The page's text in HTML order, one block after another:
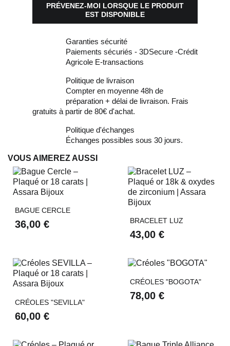
PRÉVENEZ-MOI LORSQUE LE PRODUIT
EST DISPONIBLE
Garanties sécurité
Paiements sécuriés - 3DSecure -Crédit
Agricole E-transactions
Politique de livraison
Compter en moyenne 48h de
préparation + délai de livraison. Frais
gratuits à partir de 80€ d'achat.
Politique d'échanges
Échanges possibles sous 30 jours.
VOUS AIMEREZ AUSSI
BAGUE CERCLE
36,00 € BRACELET LUZ
43,00 €
CRÉOLES "SEVILLA"
60,00 €
CRÉOLES "BOGOTA"
78,00 €